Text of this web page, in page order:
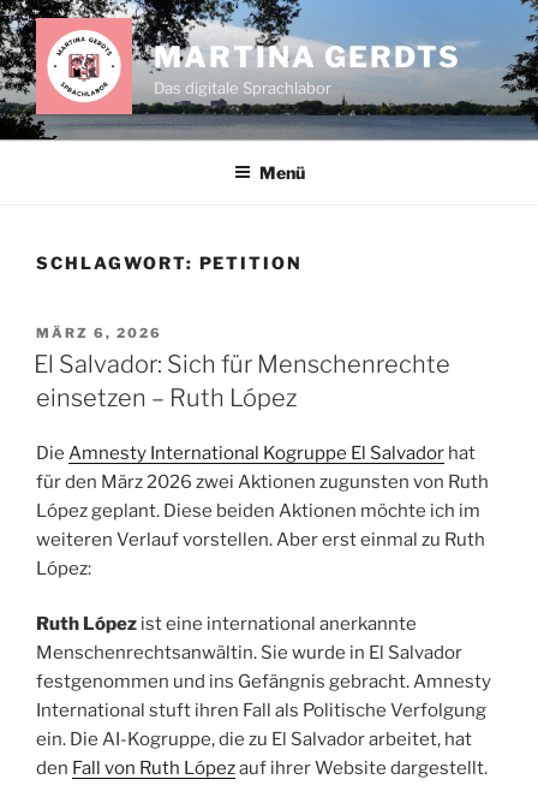
Zum
Inhalt
springen
MARTINA GERDTS
Das digitale Sprachlabor
Menü
SCHLAGWORT: PETITION
VERÖFFENTLICHT
AM
MÄRZ 6, 2026
El Salvador: Sich für Menschenrechte
einsetzen – Ruth López
Die Amnesty International Kogruppe El Salvador hat
für den März 2026 zwei Aktionen zugunsten von Ruth
López geplant. Diese beiden Aktionen möchte ich im
weiteren Verlauf vorstellen. Aber erst einmal zu Ruth
López:
Ruth López ist eine international anerkannte
Menschenrechtsanwältin. Sie wurde in El Salvador
festgenommen und ins Gefängnis gebracht. Amnesty
International stuft ihren Fall als Politische Verfolgung
ein. Die AI-Kogruppe, die zu El Salvador arbeitet, hat
den Fall von Ruth Lópezauf ihrer Website dargestellt.